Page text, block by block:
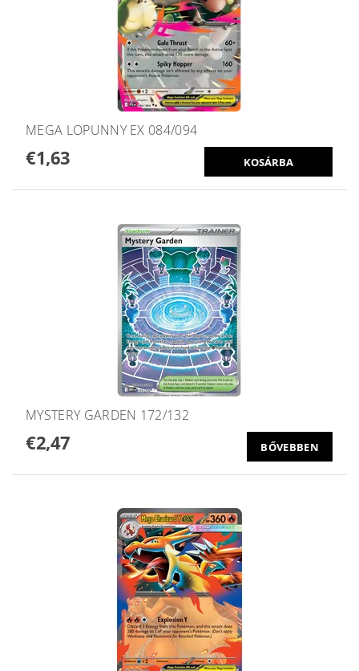
MEGA LOPUNNY EX 084/094
€1,63
MYSTERY GARDEN 172/132
€2,47 BŐVEBBEN